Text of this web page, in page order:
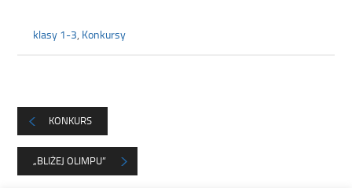
klasy 1-3, Konkursy
KONKURS
„BLIŻEJ OLIMPU”